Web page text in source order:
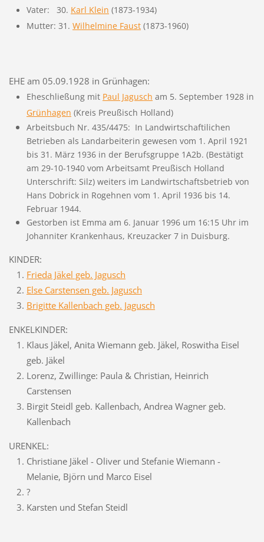
Vater: 30. Karl Klein (1873-1934)
Mutter: 31. Wilhelmine Faust(1873-1960)
EHE am 05.09.1928 in Grünhagen:
Eheschließung mit Paul Jagusch am 5. September 1928 in
Grünhagen (Kreis Preußisch Holland)
Arbeitsbuch Nr. 435/4475: In Landwirtschaftilichen
Betrieben als Landarbeiterin gewesen vom 1. April 1921
bis 31. März 1936 in der Berufsgruppe 1A2b. (Bestätigt
am 29-10-1940 vom Arbeitsamt Preußisch Holland
Unterschrift: Silz) weiters im Landwirtschaftsbetrieb von
Hans Dobrick in Rogehnen vom 1. April 1936 bis 14.
Februar 1944.
Gestorben ist Emma am 6. Januar 1996 um 16:15 Uhr im
Johanniter Krankenhaus, Kreuzacker 7 in Duisburg.
KINDER:
Frieda Jäkel geb. Jagusch
Else Carstensen geb. Jagusch
Brigitte Kallenbach geb. Jagusch
ENKELKINDER:
Klaus Jäkel, Anita Wiemann geb. Jäkel, Roswitha Eisel
geb. Jäkel
Lorenz, Zwillinge: Paula & Christian, Heinrich
Carstensen
Birgit Steidl geb. Kallenbach, Andrea Wagner geb.
Kallenbach
URENKEL:
Christiane Jäkel - Oliver und Stefanie Wiemann -
Melanie, Björn und Marco Eisel
?
Karsten und Stefan Steidl